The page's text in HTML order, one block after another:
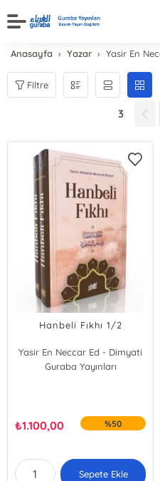
Anasayfa Yazar Yasir En
Filtre
3
Hanbeli Fıkhı 1/2
Yasir En Neccar Ed - Dimyati
Guraba Yayınları
₺1.100,00 %50
Sepete Ekle